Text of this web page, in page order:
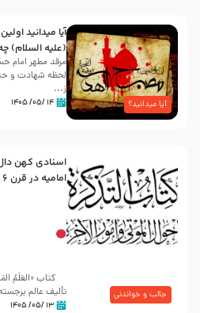
آیا میدانید؟
آیا میدانید
(علیه السلام)
مرقد مطهر امام
لحظه شهادت و
ز...
۱۴ /۰۵/ ۱۴۰۵
جالب و خواندنی
اسنادی کهن
امامیه در قرن ۶ و ۷ هجری
کتاب «العَلَمُ
تألیف عالم
۱۳ /۰۵/ ۱۴۰۵